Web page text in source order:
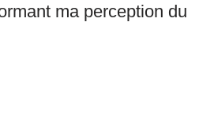
ma perception du